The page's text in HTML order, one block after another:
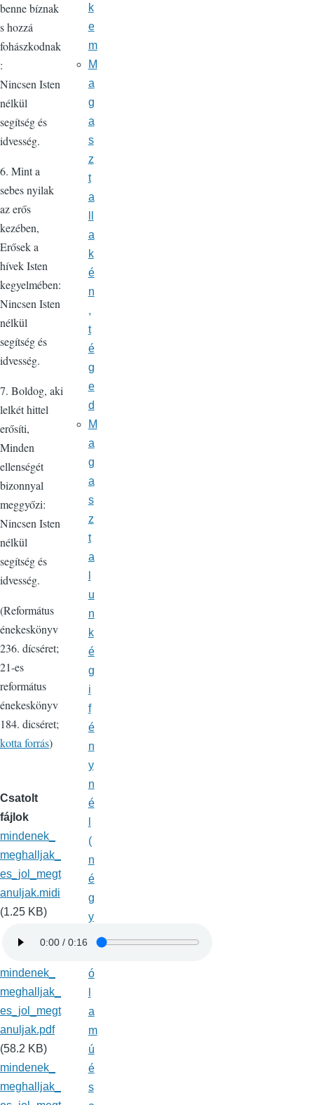
benne bíznak
s hozzá
fohászkodnak
:
Nincsen Isten
nélkül
segítség és
idvesség.
6. Mint a
sebes nyilak
az erős
kezében,
Erősek a
hívek Isten
kegyelmében:
Nincsen Isten
nélkül
segítség és
idvesség.
7. Boldog, aki
lelkét hittel
erősíti,
Minden
ellenségét
bizonnyal
meggyőzi:
Nincsen Isten
nélkül
segítség és
idvesség.
(Református
énekeskönyv
236. dícséret;
21-es
református
énekeskönyv
184. dicséret;
kotta forrás)
Csatolt
fájlok
mindenek_
meghalljak_
es_jol_megt
anuljak.midi
(1.25 KB)
mindenek_
meghalljak_
es_jol_megt
anuljak.pdf
(58.2 KB)
mindenek_
meghalljak_
k
e
m
M
a
g
a
s
z
t
a
a
k
é
n
,
t
é
g
e
d
M
a
g
a
s
z
t
a
u
n
k
é
g
i
f
é
n
y
n
é
(
n
é
g
y
ó
a
m
ú
é
s